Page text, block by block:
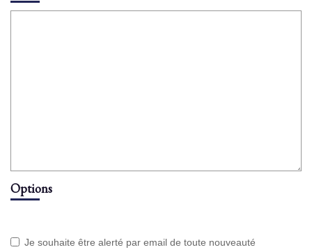
Options
Je souhaite être alerté par email de toute nouveauté